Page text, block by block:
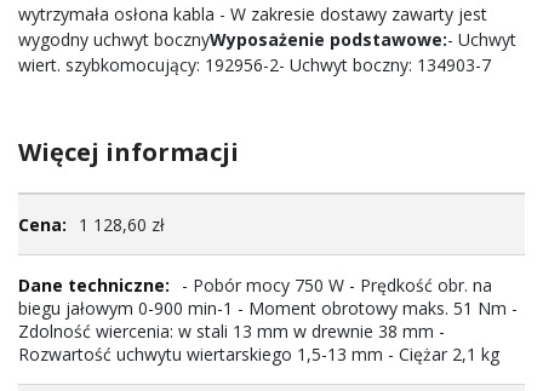
wytrzymała osłona kabla - W zakresie dostawy zawarty jest
wygodny uchwyt bocznyWyposażenie podstawowe:- Uchwyt
wiert. szybkomocujący: 192956-2- Uchwyt boczny: 134903-7
Więcej informacji
informacji1 128,60 zł
- Pobór mocy 750 W - Prędkość obr. na
biegu jałowym 0-900 min-1 - Moment obrotowy maks. 51 Nm -
Zdolność wiercenia: w stali 13 mm w drewnie 38 mm -
Rozwartość uchwytu wiertarskiego 1,5-13 mm - Ciężar 2,1 kg